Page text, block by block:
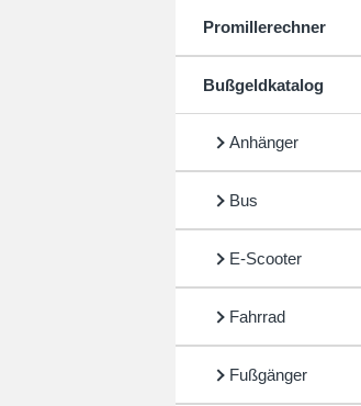
Promillerechner
Bußgeldkatalog
Anhänger
Bus
E-Scooter
Fahrrad
Fußgänger